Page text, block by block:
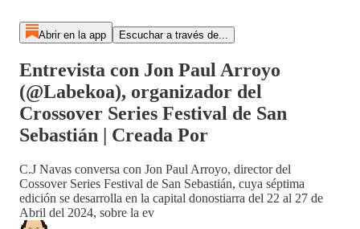
Abrir en la app Escuchar a través de...
Entrevista con Jon Paul Arroyo
(@Labekoa), organizador del
Crossover Series Festival de San
Sebastián | Creada Por
C.J Navas conversa con Jon Paul Arroyo, director del
Cossover Series Festival de San Sebastián, cuya séptima
edición se desarrolla en la capital donostiarra del 22 al 27 de
Abril del 2024, sobre la ev